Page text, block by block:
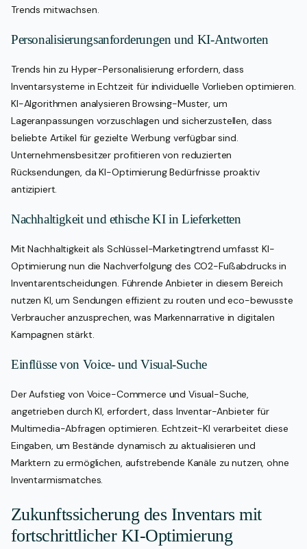
Trends mitwachsen.
Personalisierungsanforderungen und KI-Antworten
Trends hin zu Hyper-Personalisierung erfordern, dass
Inventarsysteme in Echtzeit für individuelle Vorlieben optimieren.
KI-Algorithmen analysieren Browsing-Muster, um
Lageranpassungen vorzuschlagen und sicherzustellen, dass
beliebte Artikel für gezielte Werbung verfügbar sind.
Unternehmensbesitzer profitieren von reduzierten
Rücksendungen, da KI-Optimierung Bedürfnisse proaktiv
antizipiert.
Nachhaltigkeit und ethische KI in Lieferketten
Mit Nachhaltigkeit als Schlüssel-Marketingtrend umfasst KI-
Optimierung nun die Nachverfolgung des CO2-Fußabdrucks in
Inventarentscheidungen. Führende Anbieter in diesem Bereich
nutzen KI, um Sendungen effizient zu routen und eco-bewusste
Verbraucher anzusprechen, was Markennarrative in digitalen
Kampagnen stärkt.
Einflüsse von Voice- und Visual-Suche
Der Aufstieg von Voice-Commerce und Visual-Suche,
angetrieben durch KI, erfordert, dass Inventar-Anbieter für
Multimedia-Abfragen optimieren. Echtzeit-KI verarbeitet diese
Eingaben, um Bestände dynamisch zu aktualisieren und
Marktern zu ermöglichen, aufstrebende Kanäle zu nutzen, ohne
Inventarmismatches.
Zukunftssicherung des Inventars mit
fortschrittlicher KI-Optimierung